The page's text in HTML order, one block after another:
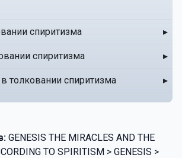
спиритизма ▸
спиритизма ▸
толковании спиритизма ▸
GENESIS THE MIRACLES AND THE
TO SPIRITISM > GENESIS >